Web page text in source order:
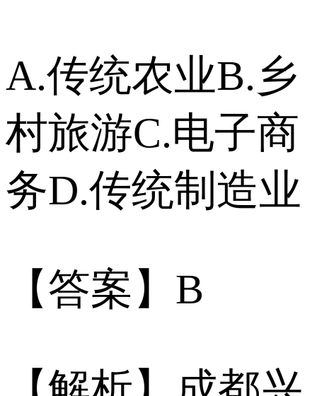
A.传统农业B.乡
村旅游C.电子商
务D.传统制造业
【答案】B